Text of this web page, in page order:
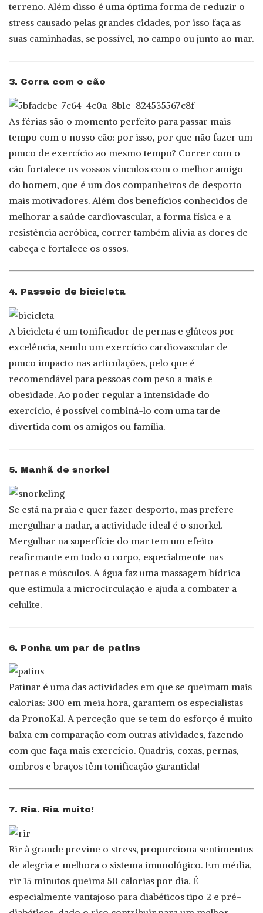
terreno. Além disso é uma óptima forma de reduzir o
stress causado pelas grandes cidades, por isso faça as
suas caminhadas, se possível, no campo ou junto ao mar.
3. Corra com o cão
As férias são o momento perfeito para passar mais
tempo com o nosso cão: por isso, por que não fazer um
pouco de exercício ao mesmo tempo? Correr com o
cão fortalece os vossos vínculos com o melhor amigo
do homem, que é um dos companheiros de desporto
mais motivadores. Além dos benefícios conhecidos de
melhorar a saúde cardiovascular, a forma física e a
resistência aeróbica, correr também alivia as dores de
cabeça e fortalece os ossos.
4. Passeio de bicicleta
A bicicleta é um tonificador de pernas e glúteos por
excelência, sendo um exercício cardiovascular de
pouco impacto nas articulações, pelo que é
recomendável para pessoas com peso a mais e
obesidade. Ao poder regular a intensidade do
exercício, é possível combiná-lo com uma tarde
divertida com os amigos ou família.
5. Manhã de snorkel
Se está na praia e quer fazer desporto, mas prefere
mergulhar a nadar, a actividade ideal é o snorkel.
Mergulhar na superfície do mar tem um efeito
reafirmante em todo o corpo, especialmente nas
pernas e músculos. A água faz uma massagem hídrica
que estimula a microcirculação e ajuda a combater a
celulite.
6. Ponha um par de patins
Patinar é uma das actividades em que se queimam mais
calorias: 300 em meia hora, garantem os especialistas
da PronoKal. A perceção que se tem do esforço é muito
baixa em comparação com outras atividades, fazendo
com que faça mais exercício. Quadris, coxas, pernas,
ombros e braços têm tonificação garantida!
7. Ria. Ria muito!
Rir à grande previne o stress, proporciona sentimentos
de alegria e melhora o sistema imunológico. Em média,
rir 15 minutos queima 50 calorias por dia. É
especialmente vantajoso para diabéticos tipo 2 e pré-